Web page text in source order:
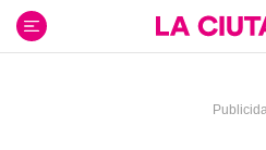
contenido